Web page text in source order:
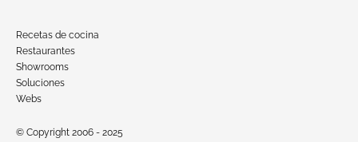
Recetas de cocina
Restaurantes
Showrooms
Soluciones
Webs
© Copyright 2006 - 2025